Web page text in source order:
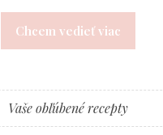
Chcem vedieť viac
Vaše obľúbené recepty